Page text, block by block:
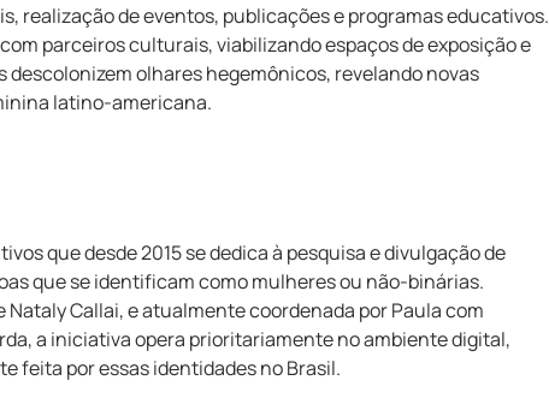
realização de eventos, publicações e programas educativos.
parceiros culturais, viabilizando espaços de exposição e
olhares hegemônicos, revelando novas
latino-americana.
que desde 2015 se dedica à pesquisa e divulgação de
que se identificam como mulheres ou não-binárias.
Nataly Callai, e atualmente coordenada por Paula com
a iniciativa opera prioritariamente no ambiente digital,
feita por essas identidades no Brasil.